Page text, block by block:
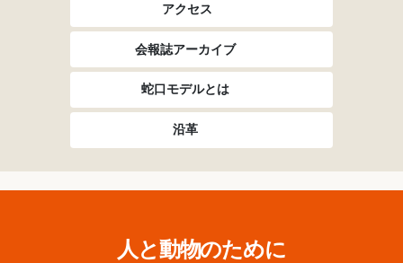
アクセス
会報誌アーカイブ
蛇口モデルとは
沿革
人と動物のために